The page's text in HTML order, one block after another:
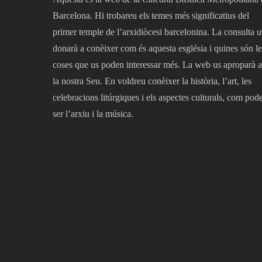
Barcelona. Hi trobareu els temes més significatius del
primer temple de l’arxidiòcesi barcelonina. La consulta
donarà a conèixer com és aquesta església i quines són
coses que us poden interessar més. La web us aproparà a
la nostra Seu. En voldreu conèixer la història, l’art, les
celebracions litúrgiques i els aspectes culturals, com
ser l’arxiu i la música.